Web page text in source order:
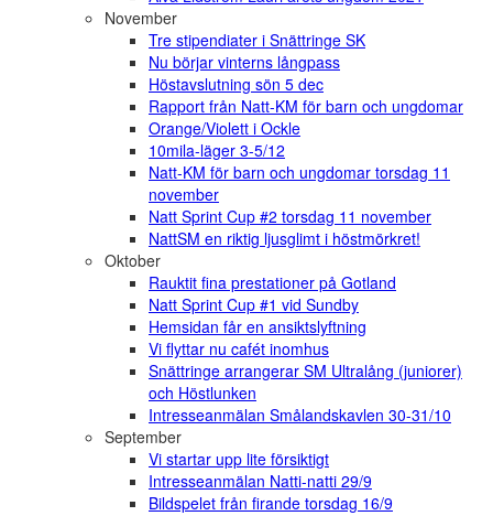
November
Tre stipendiater i Snättringe SK
Nu börjar vinterns långpass
Höstavslutning sön 5 dec
Rapport från Natt-KM för barn och ungdomar
Orange/Violett i Ockle
10mila-läger 3-5/12
Natt-KM för barn och ungdomar torsdag 11
november
Natt Sprint Cup #2 torsdag 11 november
NattSM en riktig ljusglimt i höstmörkret!
Oktober
Rauktit fina prestationer på Gotland
Natt Sprint Cup #1 vid Sundby
Hemsidan får en ansiktslyftning
Vi flyttar nu cafét inomhus
Snättringe arrangerar SM Ultralång (juniorer)
och Höstlunken
Intresseanmälan Smålandskavlen 30-31/10
September
Vi startar upp lite försiktigt
Intresseanmälan Natti-natti 29/9
Bildspelet från firande torsdag 16/9